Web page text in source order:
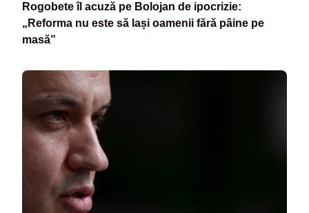
Rogobete îl acuză pe Bolojan de ipocrizie:
„Reforma nu este să lași oamenii fără pâine pe
masă”